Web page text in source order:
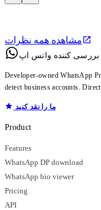
مشاهده همه نظرات
بررسی کننده واتس اپ
Developer-owned WhatsApp
detect business accounts.
ما را نقد کنید
Product
Features
WhatsApp DP download
WhatsApp bio viewer
Pricing
API